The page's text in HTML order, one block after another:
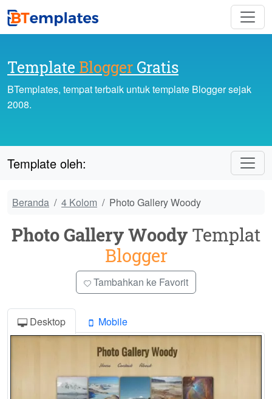
Template Blogger Gratis
BTemplates, tempat terbaik untuk template Blogger sejak
2008.
Template oleh:
Beranda 4 Kolom Photo Gallery Woody
Photo Gallery Woody Templat
Blogger
Tambahkan ke Favorit
Desktop Mobile